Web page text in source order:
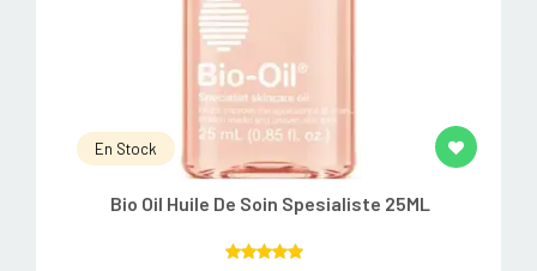
En Stock
Bio Oil Huile De Soin Spesialiste 25ML